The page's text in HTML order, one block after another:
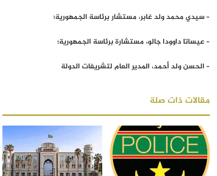
– سيدي محمد ولد غابر، مستشار برئاسة الجمهورية؛
– عيساتا داوودا جالو، مستشارة برئاسة الجمهورية؛
– الحسن ولد أحمد، المدير العام لتشريفات الدولة
مقالات ذات صلة